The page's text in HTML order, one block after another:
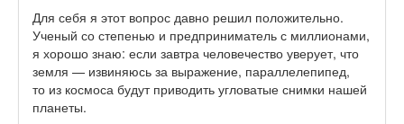
Для себя я этот вопрос давно решил положительно.
Ученый со степенью и предприниматель с миллионами,
я хорошо знаю: если завтра человечество уверует, что
земля — извиняюсь за выражение, параллелепипед,
то из космоса будут приводить угловатые снимки нашей
планеты.